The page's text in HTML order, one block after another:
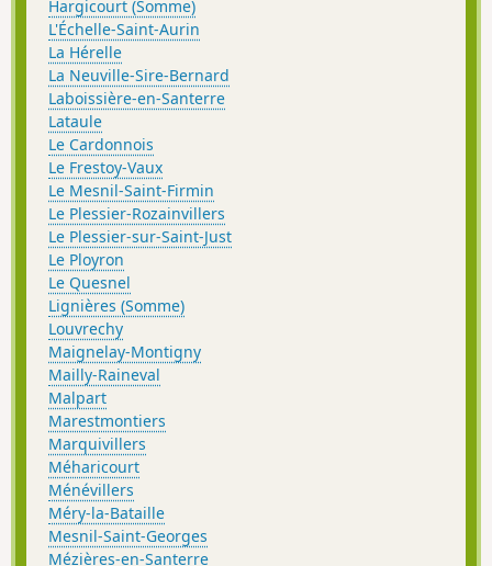
Hargicourt (Somme)
L'Échelle-Saint-Aurin
La Hérelle
La Neuville-Sire-Bernard
Laboissière-en-Santerre
Lataule
Le Cardonnois
Le Frestoy-Vaux
Le Mesnil-Saint-Firmin
Le Plessier-Rozainvillers
Le Plessier-sur-Saint-Just
Le Ployron
Le Quesnel
Lignières (Somme)
Louvrechy
Maignelay-Montigny
Mailly-Raineval
Malpart
Marestmontiers
Marquivillers
Méharicourt
Ménévillers
Méry-la-Bataille
Mesnil-Saint-Georges
Mézières-en-Santerre